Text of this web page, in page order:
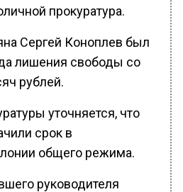
прокуратура.
Сергей Коноплев был
лишения свободы со
рублей.
уточняется, что
срок в
общего режима.
руководителя